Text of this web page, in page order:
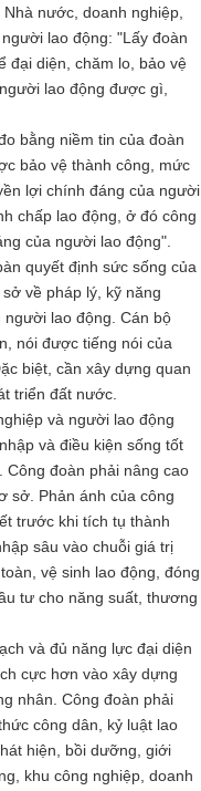
nước, doanh nghiệp,
lao động: "Lấy đoàn
đại diện, chăm lo, bảo vệ
lao động được gì,
bằng niềm tin của đoàn
bảo vệ thành công, mức
lợi chính đáng của người
chấp lao động, ở đó công
của người lao động".
quyết định sức sống của
về pháp lý, kỹ năng
lao động. Cán bộ
nói được tiếng nói của
biệt, cần xây dựng quan
triển đất nước.
và người lao động
và điều kiện sống tốt
đoàn phải nâng cao
sở. Phản ánh của công
trước khi tích tụ thành
sâu vào chuỗi giá trị
vệ sinh lao động, đóng
tư cho năng suất, thương
và đủ năng lực đại diện
cực hơn vào xây dựng
nhân. Công đoàn phải
công dân, kỷ luật lao
hiện, bồi dưỡng, giới
khu công nghiệp, doanh